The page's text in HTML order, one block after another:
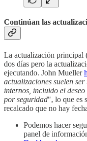
Continúan las
La actualización principal
dos días pero la
ejecutando. John Mueller
actualizaciones suelen
internos, incluido el
por seguridad", lo que es
recalcado que no hay
Podemos hacer
panel de